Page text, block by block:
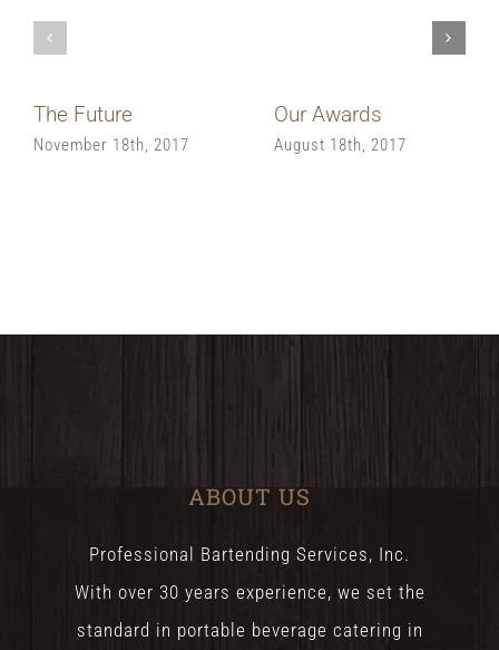
The Future
November 18th, 2017
Our Awards
August 18th, 2017
ABOUT US
Professional Bartending Services, Inc.
With over 30 years experience, we set the
standard in portable beverage catering in